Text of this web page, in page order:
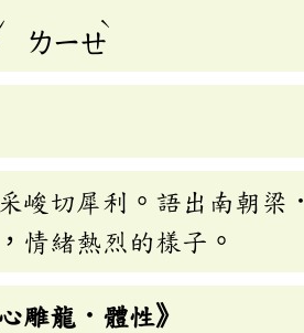
ㄌㄧㄝ
ˋ
峻切犀利。語出南朝
情緒熱烈的樣子。
雕龍．體性》